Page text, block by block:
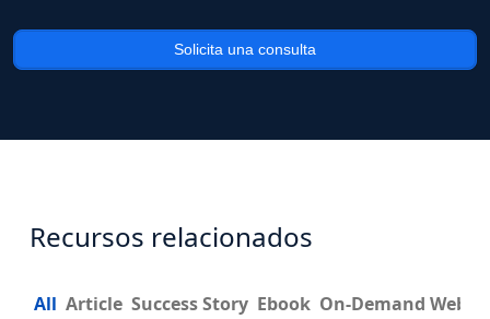
Solicita una consulta
Recursos relacionados
All Article Success Story Ebook On-Demand